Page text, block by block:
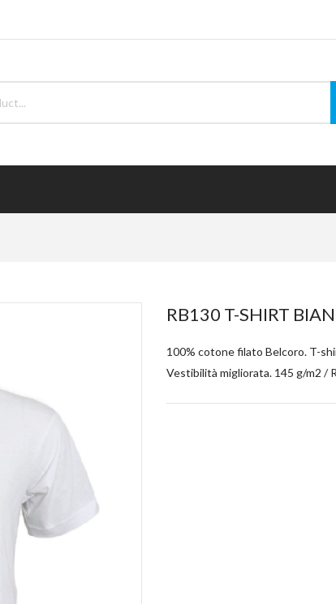
RB130 T-SHIRT
100% cotone filato Belcoro. T-
Vestibilità migliorata. 145 g/m2 /